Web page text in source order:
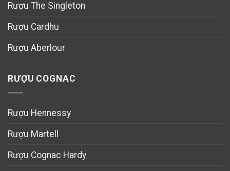
Rượu The Singleton
Rượu Cardhu
Rượu Aberlour
RƯỢU COGNAC
Rượu Hennessy
Rượu Martell
Rượu Cognac Hardy